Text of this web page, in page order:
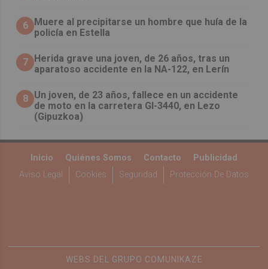
6 Muere al precipitarse un hombre que huía de la
policía en Estella
7 Herida grave una joven, de 26 años, tras un
aparatoso accidente en la NA-122, en Lerín
8 Un joven, de 23 años, fallece en un accidente
de moto en la carretera GI-3440, en Lezo
(Gipuzkoa)
Inicio Quiénes Somos Contacto
Publicidad
Aviso Legal
Cookies Seguridad Protección De Datos
WEBS DEL GRUPO COMUNIKAZE